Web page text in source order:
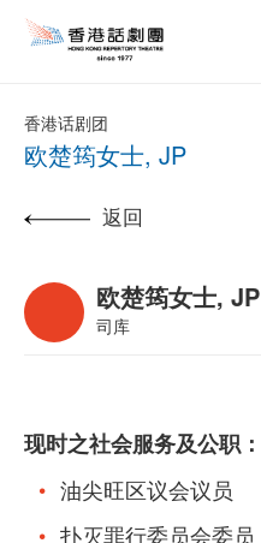
香港话剧团
欧楚筠女士, JP
返回
欧楚筠女士, JP
司库
现时之社会服务及公职：
油尖旺区议会议员
扑灭罪行委员会委员